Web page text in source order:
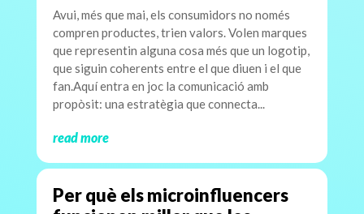
Avui, més que mai, els consumidors no només
compren productes, trien valors. Volen marques
que representin alguna cosa més que un logotip,
que siguin coherents entre el que diuen i el que
fan.Aquí entra en joc la comunicació amb
propòsit: una estratègia que connecta...
read more
Per què els microinfluencers